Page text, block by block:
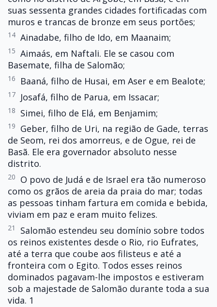
suas sessenta grandes cidades fortificadas com
muros e trancas de bronze em seus portões;
14 Ainadabe, filho de Ido, em Maanaim;
15 Aimaás, em Naftali. Ele se casou com
Basemate, filha de Salomão;
16 Baaná, filho de Husai, em Aser e em Bealote;
17 Josafá, filho de Parua, em Issacar;
18 Simei, filho de Elá, em Benjamim;
19
Geber, filho de Uri, na região de Gade, terras
de Seom, rei dos amorreus, e de Ogue, rei de
Basã. Ele era governador absoluto nesse
distrito.
20
O povo de Judá e de Israel era tão numeroso
como os grãos de areia da praia do mar; todas
as pessoas tinham fartura em comida e bebida,
viviam em paz e eram muito felizes.
21
Salomão estendeu seu domínio sobre todos
os reinos existentes desde o Rio, rio Eufrates,
até a terra que coube aos filisteus e até a
fronteira com o Egito. Todos esses reinos
dominados pagavam-lhe impostos e estiveram
sob a majestade de Salomão durante toda a sua
vida. 1